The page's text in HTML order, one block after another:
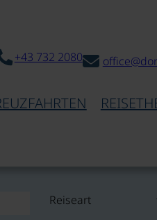
+43 732 2080